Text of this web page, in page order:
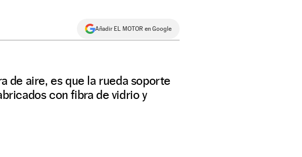
Añadir EL MOTOR en Google
de aire, es que la rueda soporte
con fibra de vidrio y